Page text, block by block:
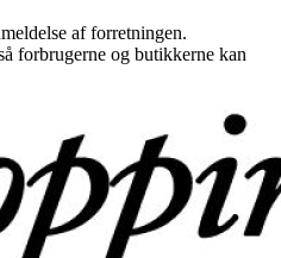
af forretningen.
forbrugerne og butikkerne kan